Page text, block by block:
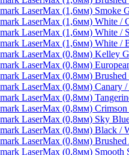
LaserMax (1,6мм) Smoke
LaserMax (1,6мм) White /
LaserMax (1,6мм) White /
LaserMax (1,6мм) White /
LaserMax (0,8мм) Kelley
LaserMax (0,8мм)
LaserMax (0,8мм)
LaserMax (0,8мм) Canary
LaserMax (0,8мм)
LaserMax (0,8мм)
LaserMax (0,8мм) Sky
LaserMax (0,8мм) Black /
LaserMax (0,8мм)
LaserMax (0,8мм) Smooth